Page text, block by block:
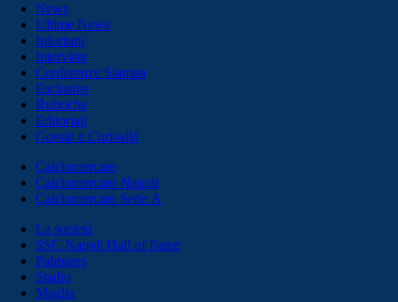
News
Ultime News
Infortuni
Interviste
Conferenze Stampa
Esclusive
Rubriche
Editoriali
Gossip e Curiosità
Calciomercato
Calciomercato Napoli
Calciomercato Serie A
La società
SSC Napoli Hall of Fame
Palmares
Stadio
Maglia